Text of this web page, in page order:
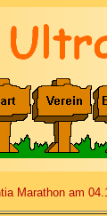
Marathon am